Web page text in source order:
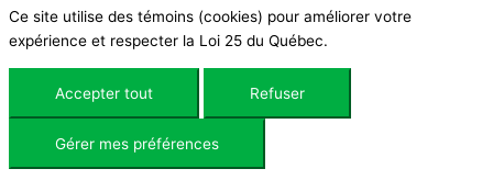
Ce site utilise des témoins (cookies) pour améliorer votre
expérience et respecter la Loi 25 du Québec.
Accepter tout Refuser
Gérer mes préférences